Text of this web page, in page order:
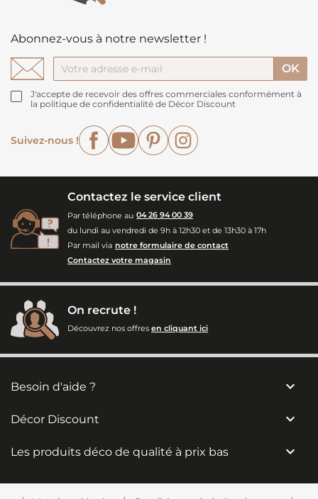
Abonnez-vous à notre newsletter !
J'accepte de recevoir des offres commerciales conformément à
la politique de confidentialité de Décor Discount
Suivez-nous !
FacebookYouTubePinterest
Contactez le service client
Par téléphone au 04 26 94 00 39
du lundi au vendredi de 9h à 12h30 et de 13h30 à 17h
Par mail via notre formulaire de contact
Contactez votre magasin
On recrute !
Découvrez nos offres en cliquant ici
Besoin d'aide ? 
Décor Discount 
Les produits déco de qualité à prix bas 